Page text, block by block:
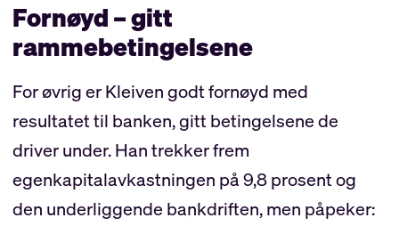
Fornøyd – gitt
rammebetingelsene
For øvrig er Kleiven godt fornøyd med
resultatet til banken, gitt betingelsene de
driver under. Han trekker frem
egenkapitalavkastningen på 9,8 prosent og
den underliggende bankdriften, men påpeker: